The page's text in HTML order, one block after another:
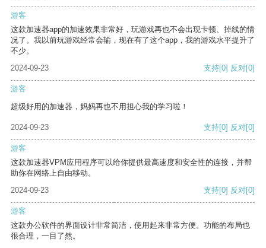
游客
这款加速器app的加速效果非常好，玩游戏再也不会出现卡顿、掉线的情
况了。我以前玩游戏经常会输，现在有了这个app，我的游戏水平提升了
不少。
2024-09-23
支持[0] 反对[0]
游客
超级好用的加速器，妈妈再也不用担心我的学习啦！
2024-09-23 支持[0] 反对[0]
游客
这款加速器VPM应用程序可以给你提供最高速度和安全性的连接，并帮
助你在网络上自由移动。
2024-09-23
支持[0] 反对[0]
游客
这款办公软件的界面设计非常简洁，使用起来非常方便。功能的布局也
很合理，一目了然。